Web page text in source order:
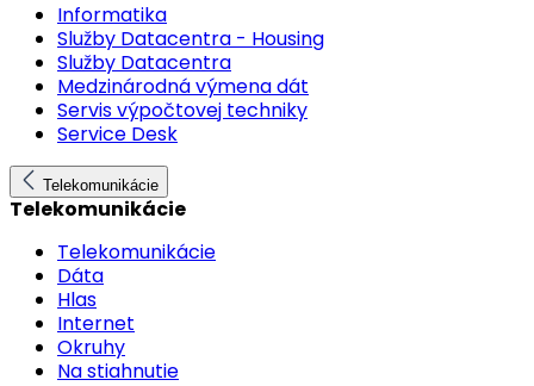
Informatika
Služby Datacentra - Housing
Služby Datacentra
Medzinárodná výmena dát
Servis výpočtovej techniky
Service Desk
Telekomunikácie
Telekomunikácie
Telekomunikácie
Dáta
Hlas
Internet
Okruhy
Na stiahnutie